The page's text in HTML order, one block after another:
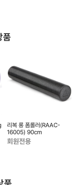
1235호
품
리복 롱 폼롤러(RAAC-
16005) 90cm
회원전용